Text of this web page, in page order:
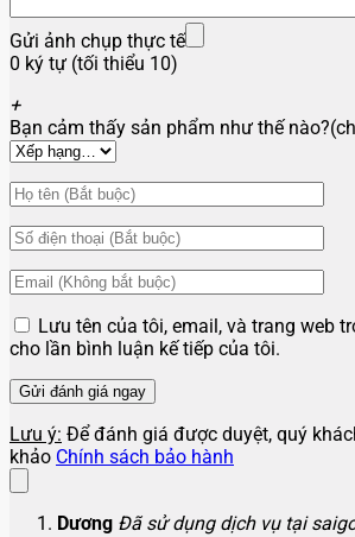
Gửi ảnh chụp thực tế
0 ký tự (tối thiểu 10)
+
Bạn cảm thấy sản phẩm như thế
Lưu tên của tôi, email, và trang web
cho lần bình luận kế tiếp của tôi.
Lưu ý: Để đánh giá được duyệt, quý
khảo Chính sách bảo hành
Dương Đã sử dụng dịch vụ tại